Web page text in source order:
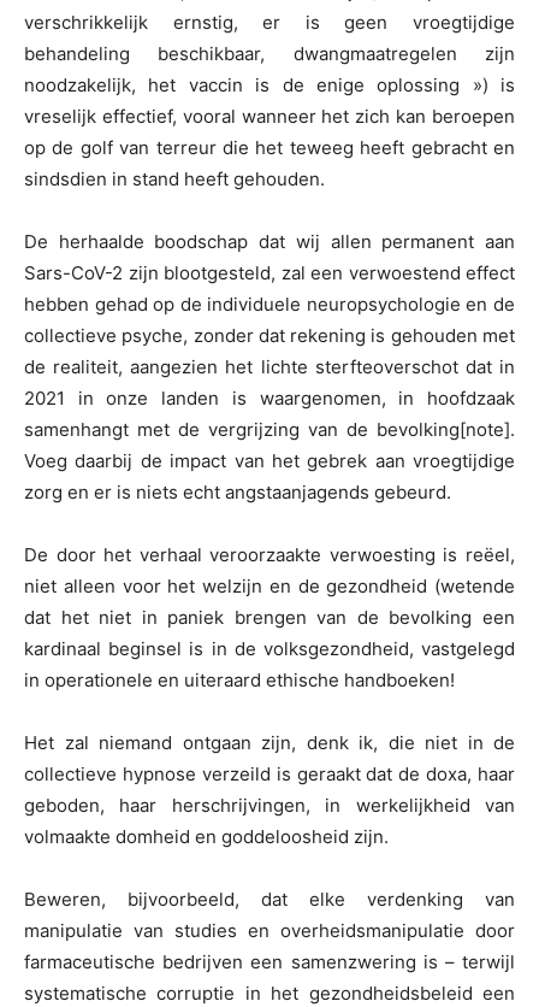
verschrikkelijk ernstig, er is geen vroegtijdige
behandeling beschikbaar, dwangmaatregelen zijn
noodzakelijk, het vaccin is de enige oplossing ») is
vreselijk effectief, vooral wanneer het zich kan beroepen
op de golf van terreur die het teweeg heeft gebracht en
sindsdien in stand heeft gehouden.
De herhaalde boodschap dat wij allen permanent aan
Sars-CoV-2 zijn blootgesteld, zal een verwoestend effect
hebben gehad op de individuele neuropsychologie en de
collectieve psyche, zonder dat rekening is gehouden met
de realiteit, aangezien het lichte sterfteoverschot dat in
2021 in onze landen is waargenomen, in hoofdzaak
samenhangt met de vergrijzing van de bevolking[note].
Voeg daarbij de impact van het gebrek aan vroegtijdige
zorg en er is niets echt angstaanjagends gebeurd.
De door het verhaal veroorzaakte verwoesting is reëel,
niet alleen voor het welzijn en de gezondheid (wetende
dat het niet in paniek brengen van de bevolking een
kardinaal beginsel is in de volksgezondheid, vastgelegd
in operationele en uiteraard ethische handboeken!
Het zal niemand ontgaan zijn, denk ik, die niet in de
collectieve hypnose verzeild is geraakt dat de doxa, haar
geboden, haar herschrijvingen, in werkelijkheid van
volmaakte domheid en goddeloosheid zijn.
Beweren, bijvoorbeeld, dat elke verdenking van
manipulatie van studies en overheidsmanipulatie door
farmaceutische bedrijven een samenzwering is – terwijl
systematische corruptie in het gezondheidsbeleid een